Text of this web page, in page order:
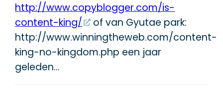
http://www.copyblogger.com/is-
content-king/
of van Gyutae park:
http://www.winningtheweb.com/content-
king-no-kingdom.php een jaar
geleden…